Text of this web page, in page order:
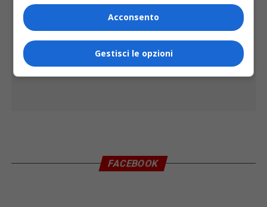
FACEBOOK
Acconsento
Gestisci le opzioni